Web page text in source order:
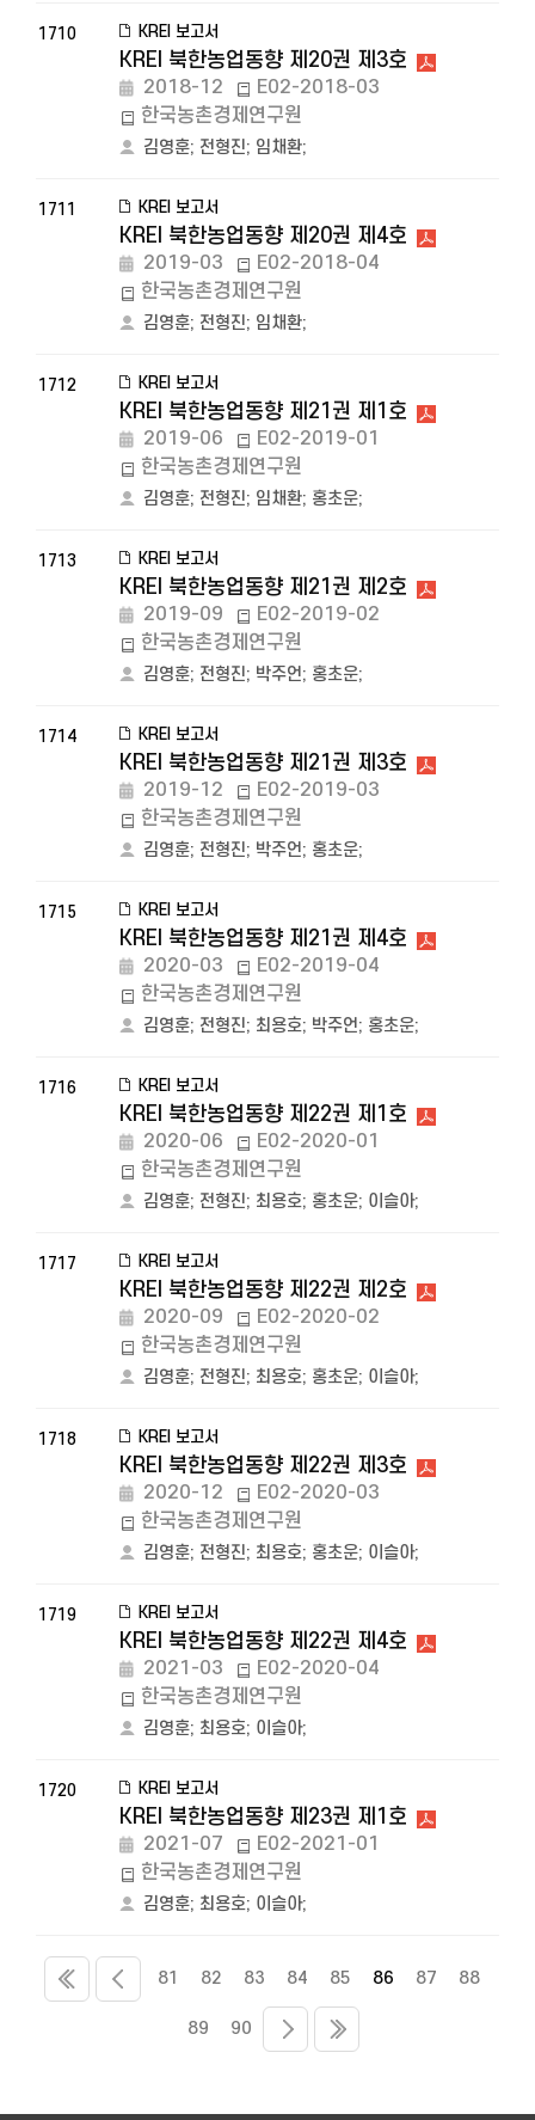
1710 KREI 보고서
KREI 북한농업동향 제20권 제3호
2018-12
E02-2018-03
한국농촌경제연구원
김영훈; 전형진; 임채환;
1711 KREI 보고서
KREI 북한농업동향 제20권 제4호
2019-03
E02-2018-04
한국농촌경제연구원
김영훈; 전형진; 임채환;
1712 KREI 보고서
KREI 북한농업동향 제21권 제1호
2019-06
E02-2019-01
한국농촌경제연구원
김영훈; 전형진; 임채환; 홍초운;
1713 KREI 보고서
KREI 북한농업동향 제21권 제2호
2019-09
E02-2019-02
한국농촌경제연구원
김영훈; 전형진; 박주언; 홍초운;
1714 KREI 보고서
KREI 북한농업동향 제21권 제3호
2019-12
E02-2019-03
한국농촌경제연구원
김영훈; 전형진; 박주언; 홍초운;
1715 KREI 보고서
KREI 북한농업동향 제21권 제4호
2020-03
E02-2019-04
한국농촌경제연구원
김영훈; 전형진; 최용호; 박주언; 홍초운;
1716 KREI 보고서
KREI 북한농업동향 제22권 제1호
2020-06
E02-2020-01
한국농촌경제연구원
김영훈; 전형진; 최용호; 홍초운; 이슬아;
1717 KREI 보고서
KREI 북한농업동향 제22권 제2호
2020-09
E02-2020-02
한국농촌경제연구원
김영훈; 전형진; 최용호; 홍초운; 이슬아;
1718 KREI 보고서
KREI 북한농업동향 제22권 제3호
2020-12
E02-2020-03
한국농촌경제연구원
김영훈; 전형진; 최용호; 홍초운; 이슬아;
1719 KREI 보고서
KREI 북한농업동향 제22권 제4호
2021-03
E02-2020-04
한국농촌경제연구원
김영훈; 최용호; 이슬아;
1720 KREI 보고서
KREI 북한농업동향 제23권 제1호
2021-07
E02-2021-01
한국농촌경제연구원
김영훈; 최용호; 이슬아;
81 82 83 84 85 86 87 88
89 90